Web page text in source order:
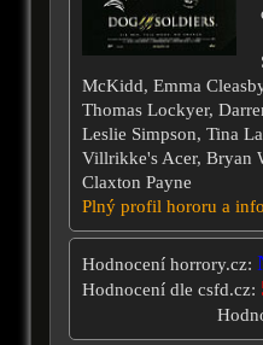
McKidd, Emma
Thomas Lockyer,
Leslie Simpson, Tina
Villrikke's Acer, Bryan
Claxton Payne
Plný profil hororu a info
Hodnocení horrory.cz:
Hodnocení dle csfd.cz: